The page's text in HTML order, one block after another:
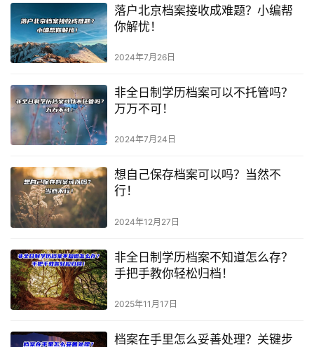
落户北京档案接收成难题？小编帮
你解忧！
2024年7月26日
非全日制学历档案可以不托管吗？
万万不可！
2024年7月24日
想自己保存档案可以吗？当然不
行！
2024年12月27日
非全日制学历档案不知道怎么存？
手把手教你轻松归档！
2025年11月17日
档案在手里怎么妥善处理？关键步